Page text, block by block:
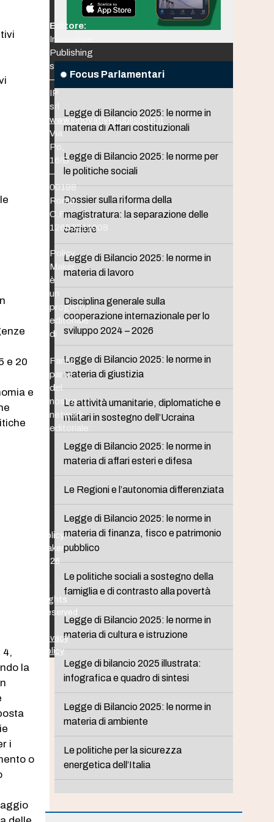
e 20
e
4,
la
i
o
Focus Parlamentari
Legge di Bilancio 2025: le norme in
materia di Affari costituzionali
Legge di Bilancio 2025: le norme per
le politiche sociali
Dossier sulla riforma della
magistratura: la separazione delle
carriere
Legge di Bilancio 2025: le norme in
materia di lavoro
Disciplina generale sulla
cooperazione internazionale per lo
sviluppo 2024 – 2026
Legge di Bilancio 2025: le norme in
materia di giustizia
Le attività umanitarie, diplomatiche e
militari in sostegno dell’Ucraina
Legge di Bilancio 2025: le norme in
materia di affari esteri e difesa
Le Regioni e l’autonomia differenziata
Legge di Bilancio 2025: le norme in
materia di finanza, fisco e patrimonio
pubblico
Le politiche sociali a sostegno della
famiglia e di contrasto alla povertà
Legge di Bilancio 2025: le norme in
materia di cultura e istruzione
Legge di bilancio 2025 illustrata:
infografica e quadro di sintesi
Legge di Bilancio 2025: le norme in
materia di ambiente
Le politiche per la sicurezza
energetica dell’Italia
Editore:
Innovative
Publishing
srl
–
IP
srl
www.innovativepublishing.it
Via
Po,
16/B
–
00198
Roma
C.F.
12653211008
Policy
Maker
è
un
progetto
editoriale
di
Fanno
parte
del
nostro
network
editoriale:
Policy
Maker
2026
Rights
Reserved
Privacy
Policy